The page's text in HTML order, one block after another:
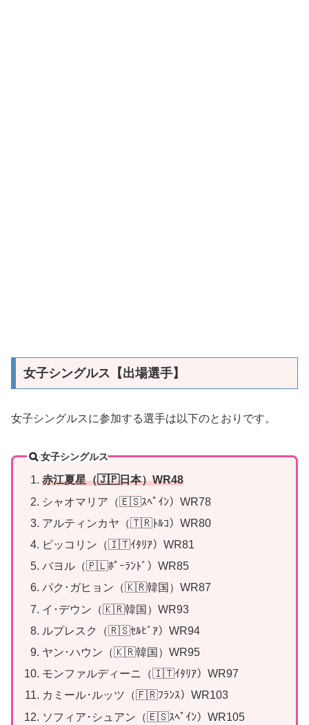
女子シングルス【出場選手】
女子シングルスに参加する選手は以下のとおりです。
女子シングルス
赤江夏星（🇯🇵日本）WR48
シャオマリア（🇪🇸ｽﾍﾟｲﾝ）WR78
アルティンカヤ（🇹🇷ﾄﾙｺ）WR80
ピッコリン（🇮🇹ｲﾀﾘｱ）WR81
バヨル（🇵🇱ﾎﾟｰﾗﾝﾄﾞ）WR85
パク･ガヒョン（🇰🇷韓国）WR87
イ･デウン（🇰🇷韓国）WR93
ルプレスク（🇷🇸ｾﾙﾋﾞｱ）WR94
ヤン･ハウン（🇰🇷韓国）WR95
モンファルディーニ（🇮🇹ｲﾀﾘｱ）WR97
カミール･ルッツ（🇫🇷ﾌﾗﾝｽ）WR103
ソフィア･シュアン（🇪🇸ｽﾍﾟｲﾝ）WR105